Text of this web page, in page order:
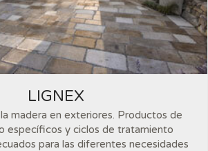
LIGNEX
madera en exteriores. Productos de
específicos y ciclos de tratamiento
para las diferentes necesidades